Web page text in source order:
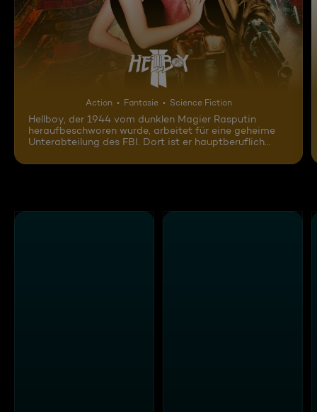
Hellboy 2: Die goldene Armee
Action Fantasie Science Fiction
Hellboy, der 1944 vom dunklen Magier Rasputin
heraufbeschworen wurde, arbeitet für eine geheime
Unterabteilung des FBI. Dort ist er hauptberuflich
zurückzuschicken, wo sie hergekommen sind. Ein
Elfenprinz Nuada will mit Unterstützung der